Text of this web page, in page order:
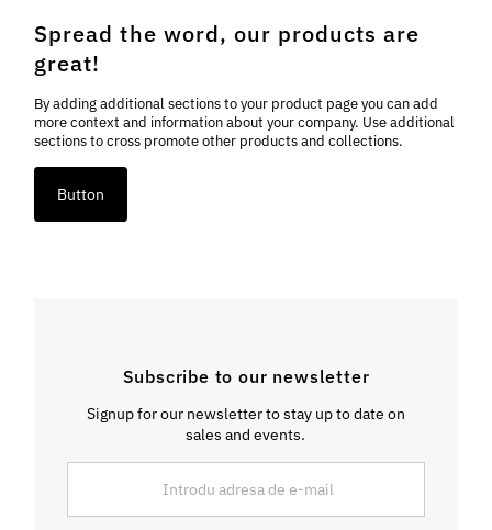
Spread the word, our products are
great!
By adding additional sections to your product page you can add
more context and information about your company. Use additional
sections to cross promote other products and collections.
Button
Subscribe to our newsletter
Signup for our newsletter to stay up to date on
sales and events.
de